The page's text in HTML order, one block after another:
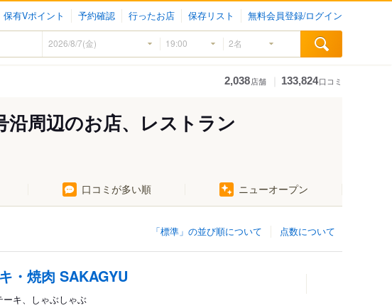
保有Vポイント 予約確認 行ったお店 保存リスト 無料会員登録/ログイン
2,038店舗 133,824口コミ
周辺のお店、レストラン
口コミが多い順 ニューオープン
点数について
「標準」の並び順について
・焼肉 SAKAGYU
キ、しゃぶしゃぶ